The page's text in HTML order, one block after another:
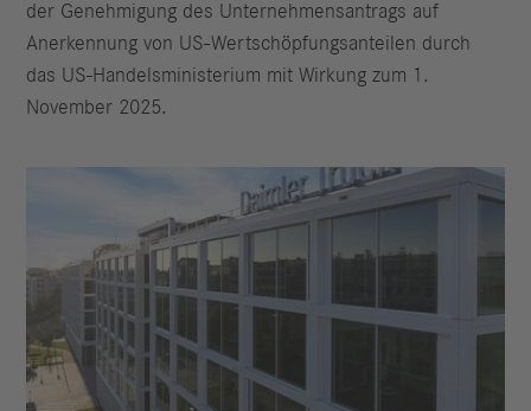
der Genehmigung des Unternehmensantrags auf
Anerkennung von US-Wertschöpfungsanteilen durch
das US-Handelsministerium mit Wirkung zum 1.
November 2025.